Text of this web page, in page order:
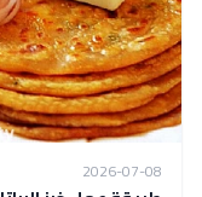
2026-07-08